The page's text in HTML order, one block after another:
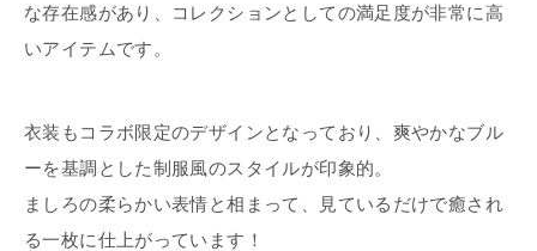
な存在感があり、コレクションとしての満足度が非常に高
いアイテムです。
衣装もコラボ限定のデザインとなっており、爽やかなブル
ーを基調とした制服風のスタイルが印象的。
ましろの柔らかい表情と相まって、見ているだけで癒され
る一枚に仕上がっています！